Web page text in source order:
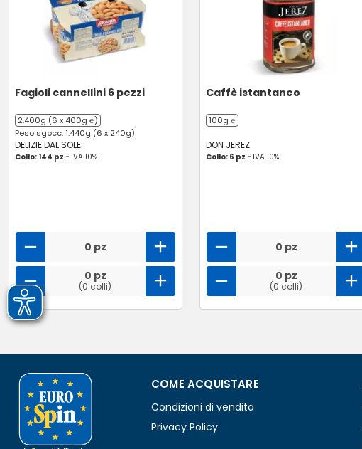
Fagioli cannellini 6 pezzi
2.400g (6 x 400g ℮)
Peso sgocc. 1.440g (6 x 240g)
DELIZIE DAL SOLE
Collo: 144 pz - IVA 10%
0 pz
0 pz
(0 colli)
Caffè istantaneo
100g ℮
DON JEREZ
Collo: 6 pz - IVA 10%
0 pz
0 pz
(0 colli)
COME ACQUISTARE
Condizioni di vendita
Privacy Policy